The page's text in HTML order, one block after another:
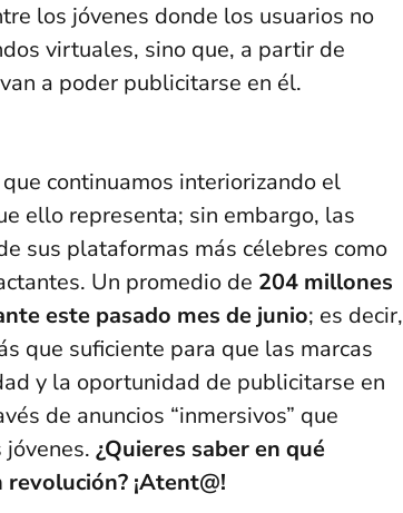
los jóvenes donde los usuarios no
virtuales, sino que, a partir de
a poder publicitarse en él.
continuamos interiorizando el
ello representa; sin embargo, las
sus plataformas más célebres como
Un promedio de 204 millones
este pasado mes de junio; es decir,
que suficiente para que las marcas
y la oportunidad de publicitarse en
de anuncios “inmersivos” que
¿Quieres saber en qué
¡Atent@!